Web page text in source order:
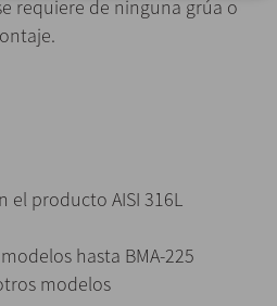
requiere de ninguna grúa o
el producto AISI 316L
hasta BMA-225
modelos